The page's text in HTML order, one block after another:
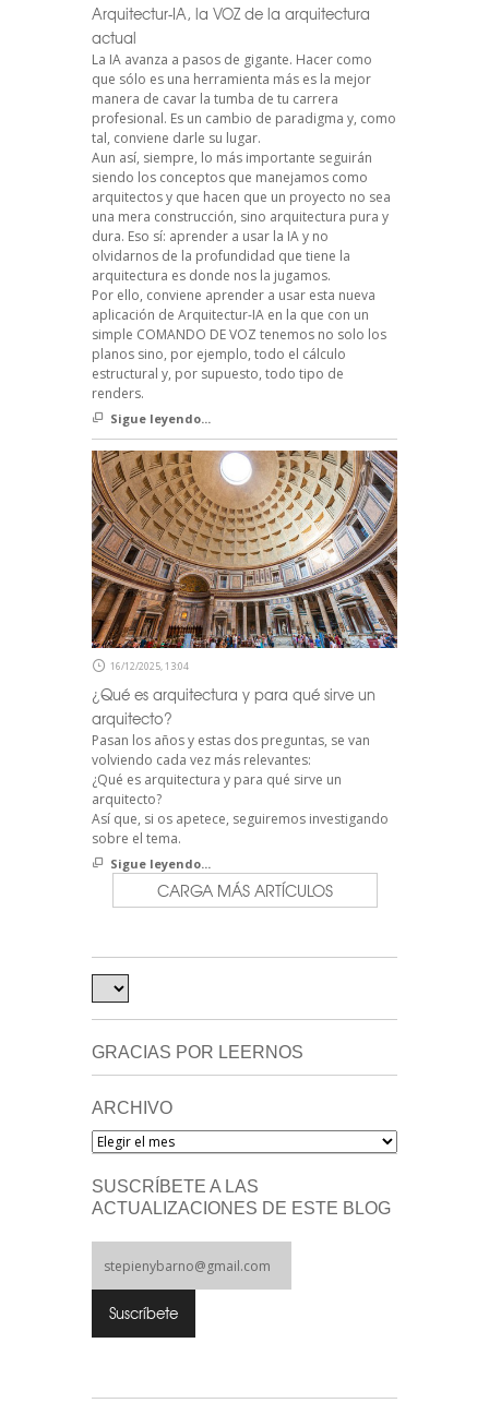
Arquitectur-IA, la VOZ de la arquitectura
actual
La IA avanza a pasos de gigante. Hacer como
que sólo es una herramienta más es la mejor
manera de cavar la tumba de tu carrera
profesional. Es un cambio de paradigma y, como
tal, conviene darle su lugar.
Aun así, siempre, lo más importante seguirán
siendo los conceptos que manejamos como
arquitectos y que hacen que un proyecto no sea
una mera construcción, sino arquitectura pura y
dura. Eso sí: aprender a usar la IA y no
olvidarnos de la profundidad que tiene la
arquitectura es donde nos la jugamos.
Por ello, conviene aprender a usar esta nueva
aplicación de Arquitectur-IA en la que con un
simple COMANDO DE VOZ tenemos no solo los
planos sino, por ejemplo, todo el cálculo
estructural y, por supuesto, todo tipo de
renders.
Sigue leyendo...
16/12/2025, 13:04
¿Qué es arquitectura y para qué sirve un
arquitecto?
Pasan los años y estas dos preguntas, se van
volviendo cada vez más relevantes:
¿Qué es arquitectura y para qué sirve un
arquitecto?
Así que, si os apetece, seguiremos investigando
sobre el tema.
Sigue leyendo...
CARGA MÁS ARTÍCULOS
GRACIAS POR LEERNOS
ARCHIVO
Archivo
SUSCRÍBETE A LAS
ACTUALIZACIONES DE ESTE BLOG